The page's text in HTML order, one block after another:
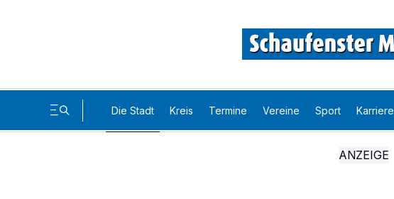
Die Stadt Kreis Termine Vereine Sport Karriere